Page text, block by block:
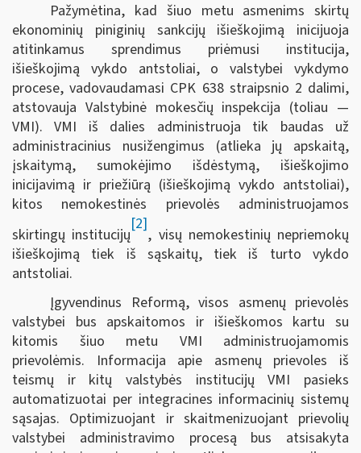
Pažymėtina, kad šiuo metu asmenims skirtų
ekonominių piniginių sankcijų išieškojimą inicijuoja
atitinkamus sprendimus priėmusi institucija,
išieškojimą vykdo antstoliai, o valstybei vykdymo
procese, vadovaudamasi CPK 638 straipsnio 2 dalimi,
atstovauja Valstybinė mokesčių inspekcija (toliau —
VMI). VMI iš dalies administruoja tik baudas už
administracinius nusižengimus (atlieka jų apskaitą,
įskaitymą, sumokėjimo išdėstymą, išieškojimo
inicijavimą ir priežiūrą (išieškojimą vykdo antstoliai),
kitos nemokestinės prievolės administruojamos
skirtingų institucijų
[2]
, visų nemokestinių nepriemokų
išieškojimą tiek iš sąskaitų, tiek iš turto vykdo
antstoliai.
Įgyvendinus Reformą, visos asmenų prievolės
valstybei bus apskaitomos ir išieškomos kartu su
kitomis šiuo metu VMI administruojamomis
prievolėmis. Informacija apie asmenų prievoles iš
teismų ir kitų valstybės institucijų VMI pasieks
automatizuotai per integracines informacinių sistemų
sąsajas. Optimizuojant ir skaitmenizuojant prievolių
valstybei administravimo procesą bus atsisakyta